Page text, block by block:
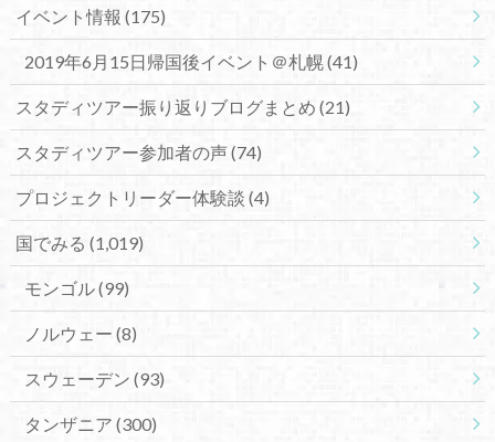
イベント情報 (175)
2019年6月15日帰国後イベント＠札幌(41)
スタディツアー振り返りブログまとめ (21)
スタディツアー参加者の声(74)
プロジェクトリーダー体験談 (4)
国でみる (1,019)
モンゴル(99)
ノルウェー (8)
スウェーデン (93)
タンザニア (300)